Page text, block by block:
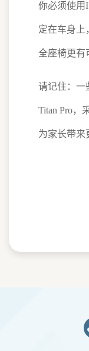
你必须使用
定在车身上
全座椅更有
请记住：一
Titan Pro，
为家长带来